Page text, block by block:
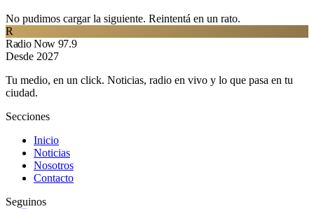
No pudimos cargar la siguiente. Reintentá en un rato.
R
Radio Now 97.9
Desde 2027
Tu medio, en un click. Noticias, radio en vivo y lo que pasa en tu
ciudad.
Secciones
Inicio
Noticias
Nosotros
Contacto
Seguinos